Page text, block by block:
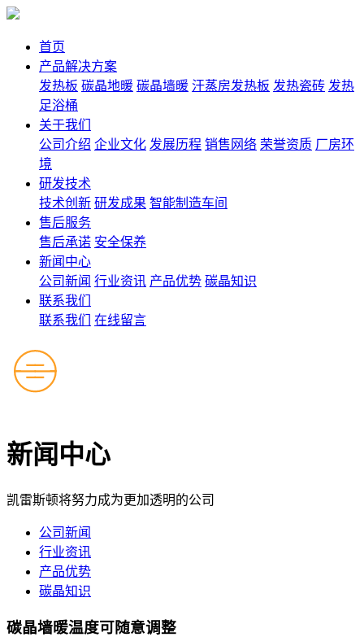
首页
产品解决方案
发热板 碳晶地暖 碳晶墙暖 汗蒸房发热板 发热瓷砖 发热
足浴桶
关于我们
公司介绍 企业文化 发展历程 销售网络 荣誉资质 厂房环
境
研发技术
技术创新 研发成果 智能制造车间
售后服务
售后承诺 安全保养
新闻中心
公司新闻 行业资讯 产品优势 碳晶知识
联系我们
联系我们
在线留言
新闻中心
凯雷斯顿将努力成为更加透明的公司
公司新闻
行业资讯
产品优势
碳晶知识
碳晶墙暖温度可随意调整